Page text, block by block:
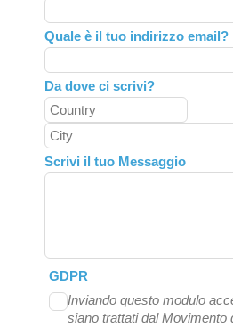
Quale è il tuo indirizzo email?
Da dove ci scrivi?
Scrivi il tuo Messaggio
GDPR
Inviando questo modulo
siano trattati dal Movimento